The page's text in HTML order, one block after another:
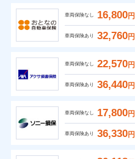
車両保険なし 16,800円
車両保険あり 32,760円
車両保険なし 22,570円
車両保険あり 36,440円
車両保険なし 17,800円
車両保険あり 36,330円